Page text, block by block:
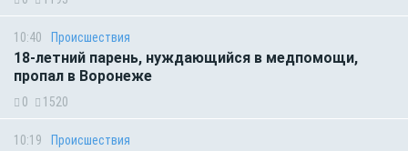
10:40 Происшествия
18-летний парень, нуждающийся в медпомощи,
пропал в Воронеже
0 1520
10:19 Происшествия